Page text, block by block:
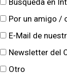
Búsqueda en
Por un amigo /
E-Mail de
Newsletter del
Otro